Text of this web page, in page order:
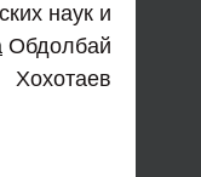
наук и
Обдолбай
Хохотаев